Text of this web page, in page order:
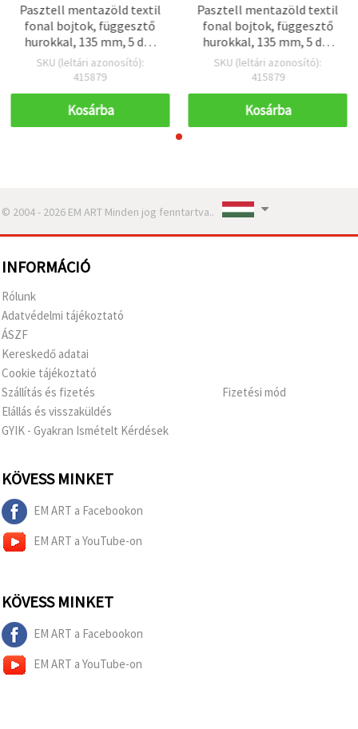
Pasztell mentazöld textil
fonal bojtok, függesztő
hurokkal, 135 mm, 5 db-
os készlet – dekorációhoz
és kreatív hobbihoz
SKU (leltári azonosító):
415879
Kosárba
Pasztell mentazöld textil
fonal bojtok, függesztő
hurokkal, 135 mm, 5 db-
os készlet – dekorációhoz
és kreatív hobbihoz
SKU (leltári azonosító):
415879
Kosárba
© 2004 - 2026 EM ART Minden jog fenntartva..
INFORMÁCIÓ
Rólunk
Adatvédelmi tájékoztató
ÁSZF
Kereskedő adatai
Cookie tájékoztató
Szállítás és fizetés
Elállás és visszaküldés
GYIK - Gyakran Ismételt Kérdések
Fizetési mód
KÖVESS MINKET
EM ART a Facebookon
EM ART a YouTube-on
KÖVESS MINKET
EM ART a Facebookon
EM ART a YouTube-on